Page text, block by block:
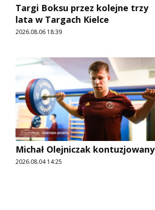
Targi Boksu przez kolejne trzy
lata w Targach Kielce
2026.08.06 18:39
Michał Olejniczak kontuzjowany
2026.08.04 14:25